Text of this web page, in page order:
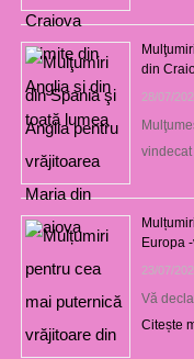
din
28/07/
vindecat
Europa
23/07/
Vă
Citește